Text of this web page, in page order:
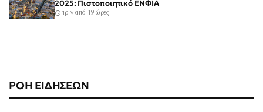
ΡΟΗ ΕΙΔΗΣΕΩΝ
2025: Πιστοποιητικό ΕΝΦΙΑ
πριν από 19 ώρες